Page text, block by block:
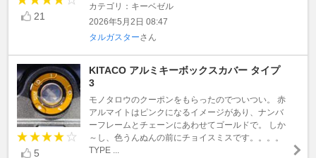
21
カテゴリ：キーベゼル
2026年5月2日 08:47
タルガスターさん
5
KITACO アルミキーボックスカバー タイプ
3
モノタロウのクーポンをもらったのでついつい。 赤
アルマイトはピンクになるイメージがあり、ナンバ
ーフレームとチェーンにあわせてゴールドで。 しか
～し、色うんぬんの前にチョイスミスです。。。。
TYPE ...